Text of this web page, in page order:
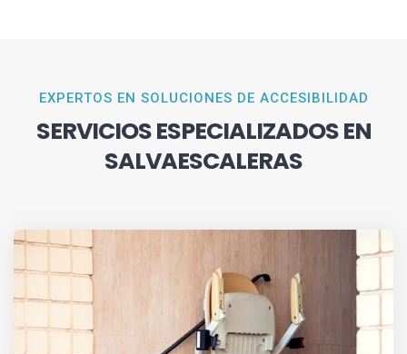
EXPERTOS EN SOLUCIONES DE ACCESIBILIDAD
SERVICIOS ESPECIALIZADOS EN
SALVAESCALERAS